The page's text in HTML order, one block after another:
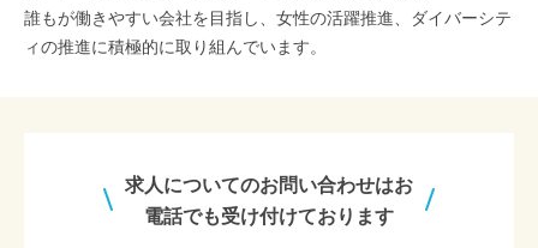
誰もが働きやすい会社を目指し、女性の活躍推進、ダイバーシテ
ィの推進に積極的に取り組んでいます。
求人についてのお問い合わせはお
電話でも受け付けております